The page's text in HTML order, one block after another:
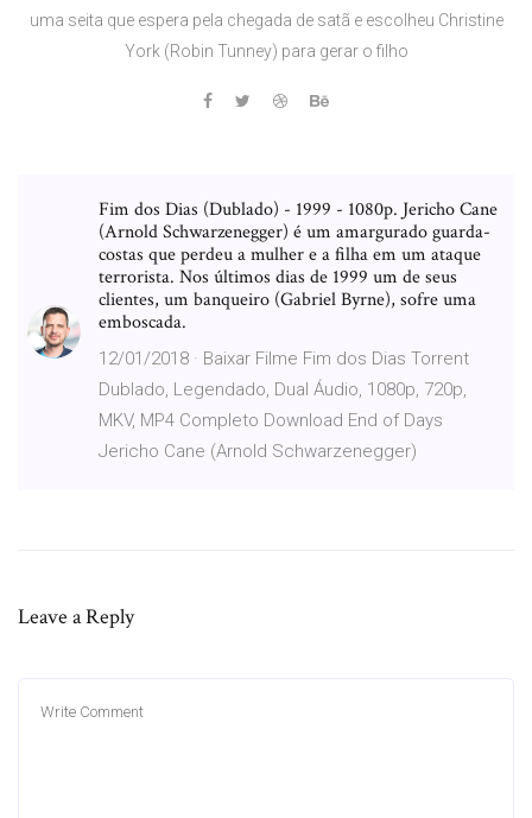
uma seita que espera pela chegada de satã e escolheu Christine
York (Robin Tunney) para gerar o filho
Fim dos Dias (Dublado) - 1999 - 1080p. Jericho Cane
(Arnold Schwarzenegger) é um amargurado guarda-
costas que perdeu a mulher e a filha em um ataque
terrorista. Nos últimos dias de 1999 um de seus
clientes, um banqueiro (Gabriel Byrne), sofre uma
emboscada.
12/01/2018 · Baixar Filme Fim dos Dias Torrent
Dublado, Legendado, Dual Áudio, 1080p, 720p,
MKV, MP4 Completo Download End of Days
Jericho Cane (Arnold Schwarzenegger)
Leave a Reply